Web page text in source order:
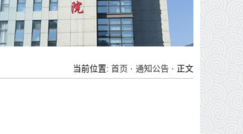
当前位置: 首页 · 通知公告· 正文